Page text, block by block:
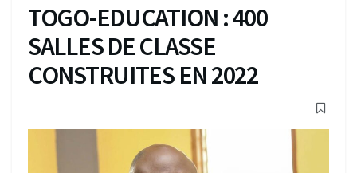
TOGO-EDUCATION : 400
SALLES DE CLASSE
CONSTRUITES EN 2022